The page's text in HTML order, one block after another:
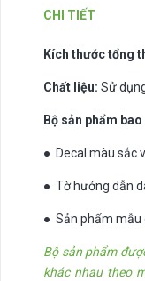
CHI TIẾT
Kích thước tổng
Chất liệu: Sử
Bộ sản phẩm
● Decal màu sắc
● Tờ hướng dẫn
● Sản phẩm mẫu
Bộ sản phẩm
khác nhau theo